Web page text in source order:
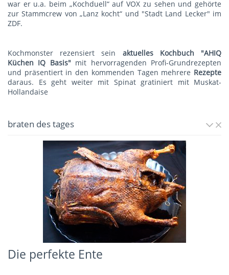
war er u.a. beim „Kochduell“ auf VOX zu sehen und gehörte
zur Stammcrew von „Lanz kocht“ und "Stadt Land Lecker" im
ZDF.
Kochmonster rezensiert sein aktuelles Kochbuch "AHIQ
Küchen IQ Basis" mit hervorragenden Profi-Grundrezepten
und präsentiert in den kommenden Tagen mehrere Rezepte
daraus. Es geht weiter mit Spinat gratiniert mit Muskat-
Hollandaise
braten des tages
Die perfekte Ente